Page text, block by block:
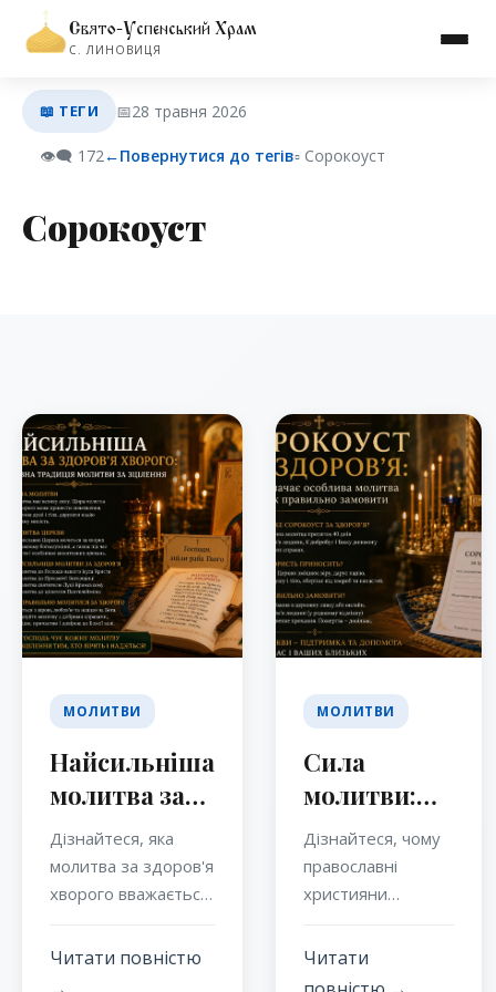
Свято-Успенський Храм
С. ЛИНОВИЦЯ
📖 ТЕГИ 📅28 травня 2026
👁️‍🗨️ 172←Повернутися до тегів▫︎ Сорокоуст
Сорокоуст
МОЛИТВИ
Найсильніша
молитва за
здоров'я
хворого:
православна
молитви за
Дізнайтеся, яка
молитва за здоров'я
хворого вважається
православній
Читати повністю
МОЛИТВИ
Сила
молитви:
чому
православні
замовляють
за здоров’я
Дізнайтеся, чому
православні
християни
Сорокоуст, яке
значення має сила
Читати